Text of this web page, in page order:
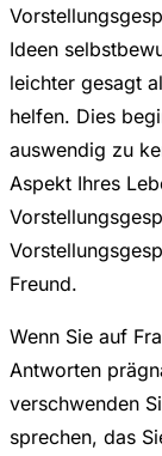
Ideen
leichter gesagt
helfen. Dies
auswendig zu
Aspekt Ihres
Freund.
Wenn Sie auf
Antworten
verschwenden
sprechen, das